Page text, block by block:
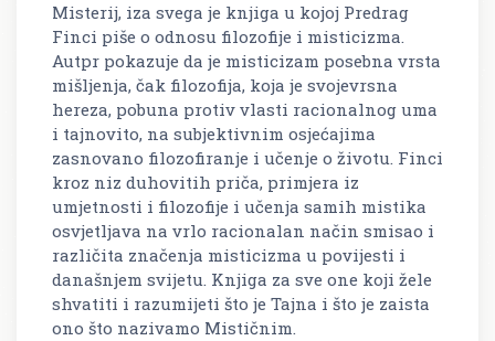
Misterij, iza svega je knjiga u kojoj Predrag
Finci piše o odnosu filozofije i misticizma.
Autpr pokazuje da je misticizam posebna vrsta
mišljenja, čak filozofija, koja je svojevrsna
hereza, pobuna protiv vlasti racionalnog uma
i tajnovito, na subjektivnim osjećajima
zasnovano filozofiranje i učenje o životu. Finci
kroz niz duhovitih priča, primjera iz
umjetnosti i filozofije i učenja samih mistika
osvjetljava na vrlo racionalan način smisao i
različita značenja misticizma u povijesti i
današnjem svijetu. Knjiga za sve one koji žele
shvatiti i razumijeti što je Tajna i što je zaista
ono što nazivamo Mističnim.